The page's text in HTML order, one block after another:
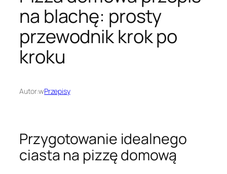
na blachę: prosty
przewodnik krok po
kroku
Autor:wPrzepisy
Przygotowanie idealnego
ciasta na pizzę domową